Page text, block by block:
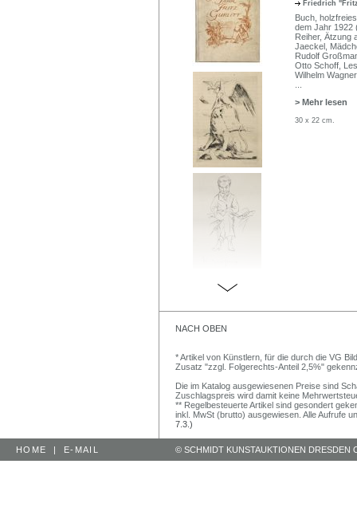
Friedrich
Buch,
dem Jahr 1922
Reiher, Ätzung
Jaeckel,
Rudolf
Otto Schoff,
Wilhelm
> Mehr lesen
30 x 22 cm.
NACH OBEN
* Artikel von Künstlern, für die durch die VG
Zusatz "zzgl. Folgerechts-Anteil 2,5%"
Die im Katalog ausgewiesenen Preise sind
Zuschlagspreis wird damit keine
** Regelbesteuerte Artikel sind gesondert
inkl. MwSt (brutto) ausgewiesen. Alle Aufrufe
7.3.)
HOME | E-MAIL © SCHMIDT KUNSTAUKTIONEN DRESDEN